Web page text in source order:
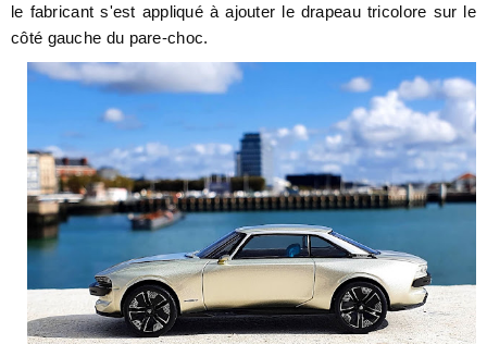
le fabricant s'est appliqué à ajouter le drapeau tricolore sur le
côté gauche du pare-choc.